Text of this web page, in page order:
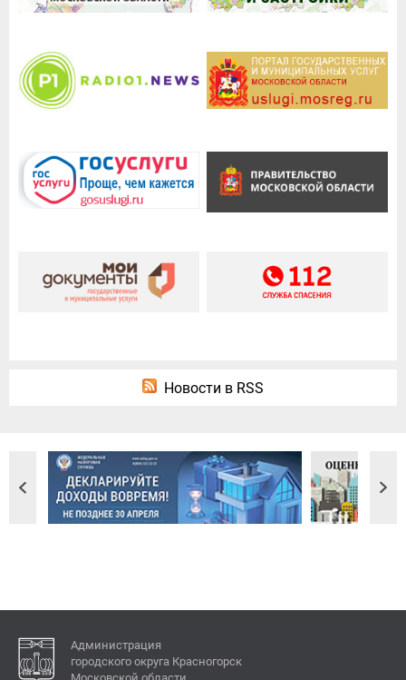
Новости в RSS
Администрация
городского округа Красногорск